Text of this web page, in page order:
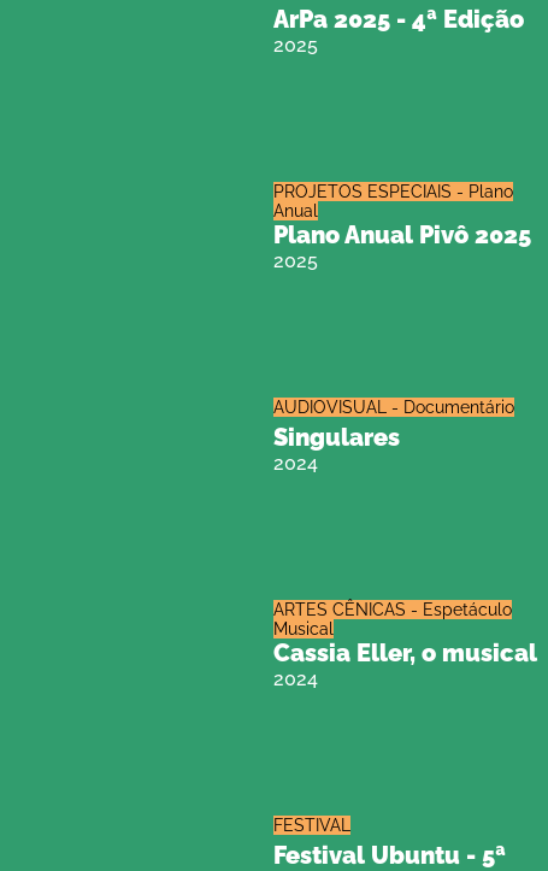
ArPa 2025 - 4ª Edição
2025
PROJETOS ESPECIAIS - Plano
Anual
Plano Anual Pivô 2025
2025
AUDIOVISUAL - Documentário
Singulares
2024
ARTES CÊNICAS - Espetáculo
Musical
Cassia Eller, o musical
2024
FESTIVAL
Festival Ubuntu - 5ª